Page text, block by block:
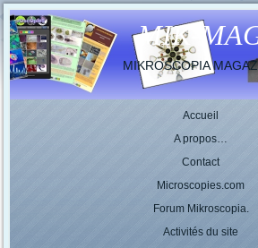
MIK-
MIKROSCOPIA
Accueil
A propos…
Contact
Microscopies.com
Forum Mikroscopia.
Activités du site